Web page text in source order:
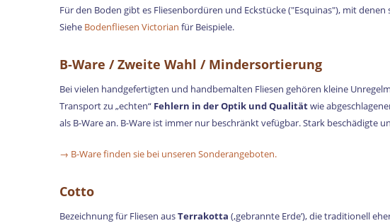
Für den Boden gibt es Fliesenbordüren und Eckstücke ("Esquinas"), mit
Siehe Bodenfliesen Victorian für Beispiele.
B-Ware / Zweite Wahl / Mindersortierung
Bei vielen handgefertigten und handbemalten Fliesen gehören kleine
Transport zu „echten“ Fehlern in der Optik und Qualitätwie
als B-Ware an. B-Ware ist immer nur beschränkt vefügbar. Stark beschädigte
→ B-Ware finden sie bei unseren Sonderangeboten.
Cotto
Bezeichnung für Fliesen ausTerrakotta (‚gebrannte Erde’), die traditionell